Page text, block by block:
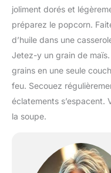
joliment dorés et
préparez le popcorn.
d’huile dans une
Jetez-y un grain de
grains en une seule
feu. Secouez
éclatements s’espacent.
la soupe.